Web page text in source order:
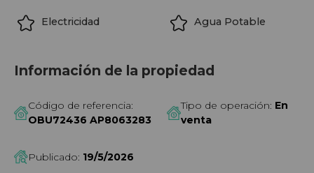
Electricidad Agua Potable
Información de la propiedad
Código de referencia:
OBU72436 AP8063283
Tipo de operación: En
venta
Publicado: 19/5/2026